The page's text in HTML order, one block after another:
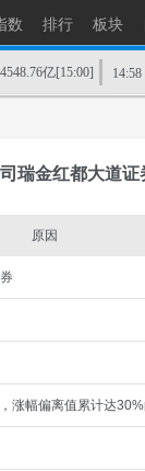
数 排行 板块
亿[15:00] 14:58
14:56
瑞金红都大道证
原因
涨幅偏离值累计达